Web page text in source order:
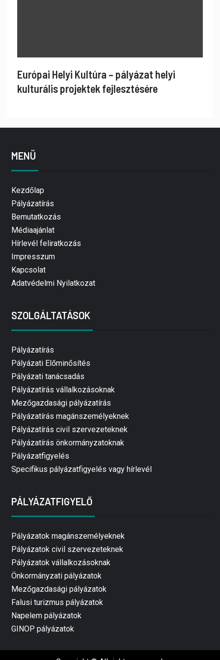
Európai Helyi Kultúra – pályázat helyi
kulturális projektek fejlesztésére
MENÜ
Kezdőlap
Pályázatírás
Bemutatkozás
Médiaajánlat
Hírlevél feliratkozás
Impresszum
Kapcsolat
Adatvédelmi Nyilatkozat
SZOLGÁLTATÁSOK
Pályázatírás
Pályázati Előminősítés
Pályázati tanácsadás
Pályázatírás vállalkozásoknak
Mezőgazdasági pályázatírás
Pályázatírás magánszemélyeknek
Pályázatírás civil szervezeteknek
Pályázatírás önkormányzatoknak
Pályázatfigyelés
Specifikus pályázatfigyelés vagy hírlevél
PÁLYÁZATFIGYELŐ
Pályázatok magánszemélyeknek
Pályázatok civil szervezeteknek
Pályázatok vállalkozásoknak
Önkormányzati pályázatok
Mezőgazdasági pályázatok
Falusi turizmus pályázatok
Napelem pályázatok
GINOP pályázatok